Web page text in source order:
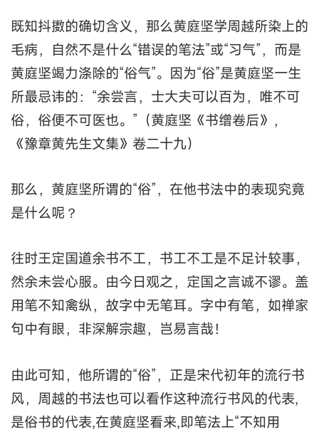
既知抖擞的确切含义，那么黄庭坚学周越所染上的
毛病，自然不是什么“错误的笔法”或“习气”，而是
黄庭坚竭力涤除的“俗气”。因为“俗”是黄庭坚一生
所最忌讳的：“余尝言，士大夫可以百为，唯不可
俗，俗便不可医也。”（黄庭坚《书缯卷后》，
《豫章黄先生文集》卷二十九）
那么，黄庭坚所谓的“俗”，在他书法中的表现究竟
是什么呢？
往时王定国道余书不工，书工不工是不足计较事，
然余未尝心服。由今日观之，定国之言诚不谬。盖
用笔不知禽纵，故字中无笔耳。字中有笔，如禅家
句中有眼，非深解宗趣，岂易言哉！
由此可知，他所谓的“俗”，正是宋代初年的流行书
风，周越的书法也可以看作这种流行书风的代表,
是俗书的代表,在黄庭坚看来,即笔法上“不知用